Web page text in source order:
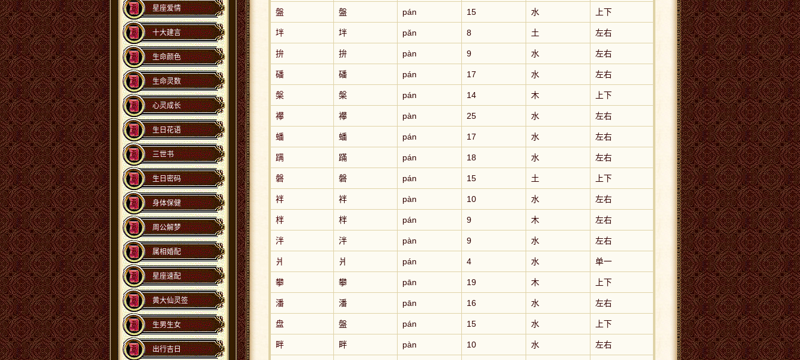
星座爱情
十大建言
生命颜色
生命灵数
心灵成长
生日花语
三世书
生日密码
身体保健
周公解梦
属相婚配
星座速配
黄大仙灵签
生男生女
出行吉日
盤 盤 pán 15 水 上下
坢 坢 pǎn 8 土 左右
拚 拚 pàn 9 水 左右
磻 磻 pán 17 水 左右
槃 槃 pán 14 木 上下
襻 襻 pàn 25 水 左右
蟠 蟠 pán 17 水 左右
蹒 蹣 pán 18 水 左右
磐 磐 pán 15 土 上下
袢 袢 pàn 10 水 左右
柈 柈 pán 9 木 左右
泮 泮 pàn 9 水 左右
爿 爿 pán 4 水 单一
攀 攀 pān 19 木 上下
潘 潘 pān 16 水 左右
盘 盤 pán 15 水 上下
畔 畔 pàn 10 水 左右